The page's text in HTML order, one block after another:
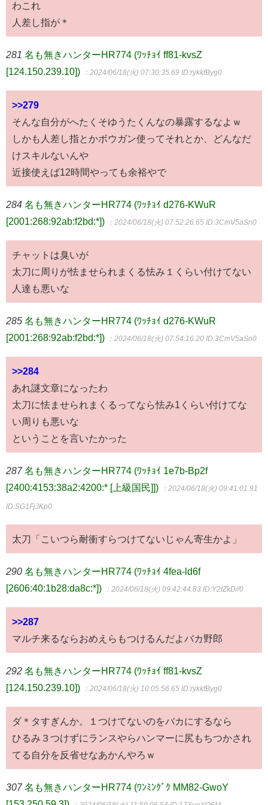
わこれ
人差し指が＊
281 名も無きハンターHR774 (ﾜｯﾁｮｲ ff81-kvsZ
[124.150.239.10])
：2024/06/18(火) 07:30:35.69 ID:rykkfByg0
>>279
そんな自分がへたくそゆうたくんなの暴露するなよｗ
しかも人差し指とかボウガン使ってそれとか、どんなだ
けスキルないんや
近接使えば12時間やっても余裕やで
284 名も無きハンターHR774 (ﾜｯﾁｮｲ d276-KWuR
[2001:268:92ab:f2bd:*])
：2024/06/18(火) 07:52:26.65 ID:3CmV5aSn0
チャットは臭いが
太刀に周りが怯ませられまくる怯み１くらい付けてない
人達も悪いな
285 名も無きハンターHR774 (ﾜｯﾁｮｲ d276-KWuR
[2001:268:92ab:f2bd:*])
：2024/06/18(火) 07:54:16.20 ID:3CmV5aSn0
>>284
あれ謎文章になったわ
太刀に怯ませられまくるってなら怯み1くらい付けてな
い周りも悪いな
ということを言いたかった
287 名も無きハンターHR774 (ﾜｯﾁｮｲ 1e7b-Bp2f
[2400:4153:38a2:4200:* [上級国民]])
：2024/06/18(火) 09:41:01.91
ID:SG1FjJKp0
太刀「こいつら耐衝すらつけてないじゃん寄生かよ」
290 名も無きハンターHR774 (ﾜｯﾁｮｲ 4fea-ld6f
[2606:40:1b28:da8c:*])
：2024/06/18(火) 09:42:44.83 ID:Y2IZkD//0
>>287
マルチ来るならおめえらもつけるんだよバカ野郎
292 名も無きハンターHR774 (ﾜｯﾁｮｲ ff81-kvsZ
[124.150.239.10])
：2024/06/18(火) 10:05:56.65 ID:rykkfByg0
ダ＊タすぎんか。１つけてないのをバカにするなら
ひるみ３つけずにランスやらハンマーに尻もちつかされ
てる自分を反省せなあかんやろｗ
307 名も無きハンターHR774 (ﾜﾝﾐﾝｸﾞｸ MM82-GwoY